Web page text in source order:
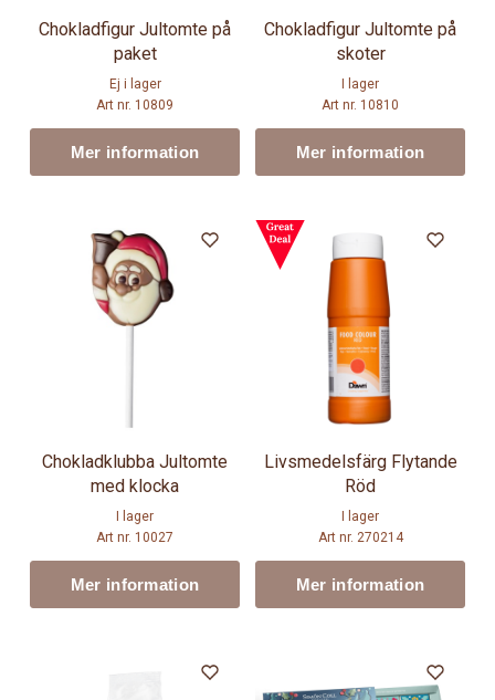
Chokladfigur Jultomte på
paket
Ej i lager
Art nr. 10809
Mer information
Chokladfigur Jultomte på
skoter
I lager
Art nr. 10810
Mer information
Chokladklubba Jultomte
med klocka
I lager
Art nr. 10027
Mer information
Livsmedelsfärg Flytande
Röd
I lager
Art nr. 270214
Mer information